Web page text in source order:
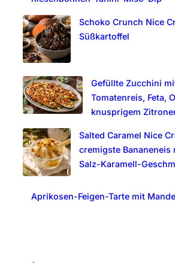
Schoko Crunch Nice
Süßkartoffel
Gefüllte Zucchini
Tomatenreis, Feta,
knusprigem
Salted Caramel Nice
cremigste Bananeneis
Salz-Karamell-
Aprikosen-Feigen-Tarte mit